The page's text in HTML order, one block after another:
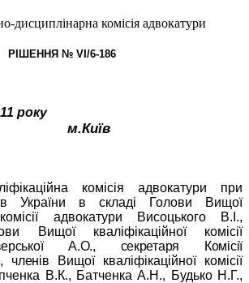
дисциплінарна комісія адвокатури
РІШЕННЯ № VІ/6-186
року
м.Київ
комісія адвокатури при
України в складі Голови Вищої
комісії адвокатури Висоцького В.І.,
Вищої кваліфікаційної комісії
А.О., секретаря Комісії
членів
Вищої кваліфікаційної комісії
В.К., Батченка А.Н., Будько Н.Г.,